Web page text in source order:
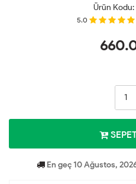
Ürün Kodu:
5.0
En geç 10 Ağustos,